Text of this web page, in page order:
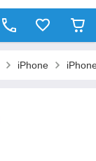
iPhone